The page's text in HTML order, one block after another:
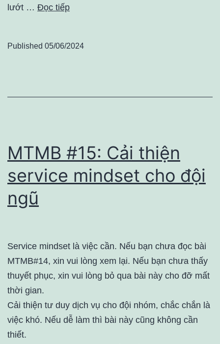
lướt … Đọc tiếp
Published 05/06/2024
MTMB #15: Cải thiện
service mindset cho đội
ngũ
Service mindset là việc cần. Nếu bạn chưa đọc bài
MTMB#14, xin vui lòng xem lại. Nếu bạn chưa thấy
thuyết phục, xin vui lòng bỏ qua bài này cho đỡ mất
thời gian.
Cải thiện tư duy dịch vụ cho đội nhóm, chắc chắn là
việc khó. Nếu dễ làm thì bài này cũng không cần
thiết.